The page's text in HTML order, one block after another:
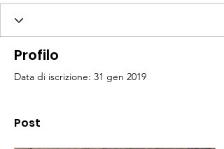
Profilo
Data di iscrizione: 31 gen 2019
Post